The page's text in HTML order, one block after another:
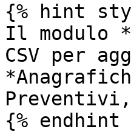
{% hint
Il modulo
CSV per
{% endhint